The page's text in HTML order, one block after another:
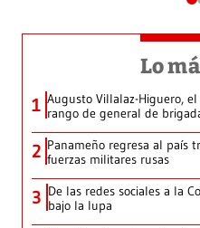
Lo
1 Augusto Villalaz-Higuero,
rango de general de
2 Panameño regresa al país
fuerzas militares rusas
3 De las redes sociales a la
bajo la lupa